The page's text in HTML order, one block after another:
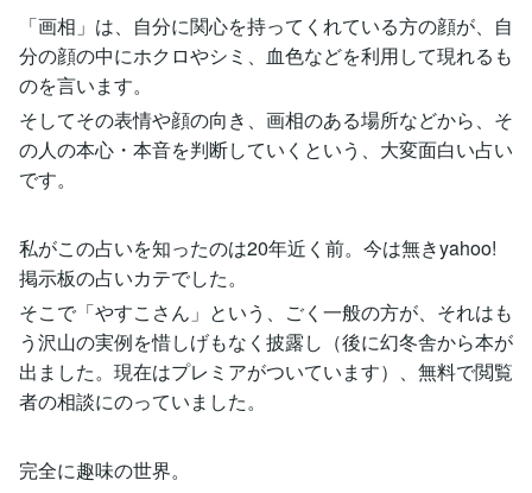
「画相」は、自分に関心を持ってくれている方の顔が、自
分の顔の中にホクロやシミ、血色などを利用して現れるも
のを言います。
そしてその表情や顔の向き、画相のある場所などから、そ
の人の本心・本音を判断していくという、大変面白い占い
です。
私がこの占いを知ったのは20年近く前。今は無きyahoo!
掲示板の占いカテでした。
そこで「やすこさん」という、ごく一般の方が、それはも
う沢山の実例を惜しげもなく披露し（後に幻冬舎から本が
出ました。現在はプレミアがついています）、無料で閲覧
者の相談にのっていました。
完全に趣味の世界。